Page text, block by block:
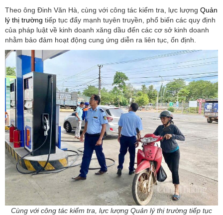
Theo ông Đinh Văn Hà, cùng với công tác kiểm tra, lực lượng Quản
lý thị trường tiếp tục đẩy mạnh tuyên truyền, phổ biến các quy định
của pháp luật về kinh doanh xăng dầu đến các cơ sở kinh doanh
nhằm bảo đảm hoạt động cung ứng diễn ra liên tục, ổn định.
Cùng với công tác kiểm tra, lực lượng Quản lý thị trường tiếp tục